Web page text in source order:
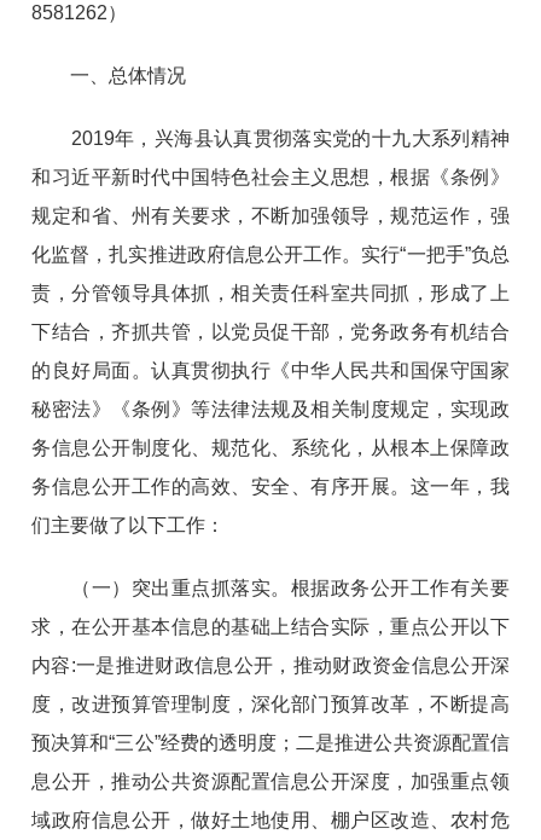
8581262）
一、总体情况
2019年，兴海县认真贯彻落实党的十九大系列精神
和习近平新时代中国特色社会主义思想，根据《条例》
规定和省、州有关要求，不断加强领导，规范运作，强
化监督，扎实推进政府信息公开工作。实行“一把手”负总
责，分管领导具体抓，相关责任科室共同抓，形成了上
下结合，齐抓共管，以党员促干部，党务政务有机结合
的良好局面。认真贯彻执行《中华人民共和国保守国家
秘密法》《条例》等法律法规及相关制度规定，实现政
务信息公开制度化、规范化、系统化，从根本上保障政
务信息公开工作的高效、安全、有序开展。这一年，我
们主要做了以下工作：
（一）突出重点抓落实。 根据政务公开工作有关要
求，在公开基本信息的基础上结合实际，重点公开以下
内容:一是推进财政信息公开，推动财政资金信息公开深
度，改进预算管理制度，深化部门预算改革，不断提高
预决算和“三公”经费的透明度；二是推进公共资源配置信
息公开，推动公共资源配置信息公开深度，加强重点领
域政府信息公开，做好土地使用、棚户区改造、农村危